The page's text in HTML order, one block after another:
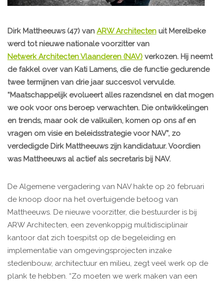
Dirk Mattheeuws (47) van ARW Architecten uit Merelbeke
werd tot nieuwe nationale voorzitter van
Netwerk Architecten Vlaanderen (NAV) verkozen. Hij neemt
de fakkel over van Kati Lamens, die de functie gedurende
twee termijnen van drie jaar succesvol vervulde.
“Maatschappelijk evolueert alles razendsnel en dat mogen
we ook voor ons beroep verwachten. Die ontwikkelingen
en trends, maar ook de valkuilen, komen op ons af en
vragen om visie en beleidsstrategie voor NAV”, zo
verdedigde Dirk Mattheeuws zijn kandidatuur. Voordien
was Mattheeuws al actief als secretaris bij NAV.
De Algemene vergadering van NAV hakte op 20 februari
de knoop door na het overtuigende betoog van
Mattheeuws. De nieuwe voorzitter, die bestuurder is bij
ARW Architecten, een zevenkoppig multidisciplinair
kantoor dat zich toespitst op de begeleiding en
implementatie van omgevingsprojecten inzake
stedenbouw, architectuur en milieu, zegt veel werk op de
plank te hebben. “Zo moeten we werk maken van een